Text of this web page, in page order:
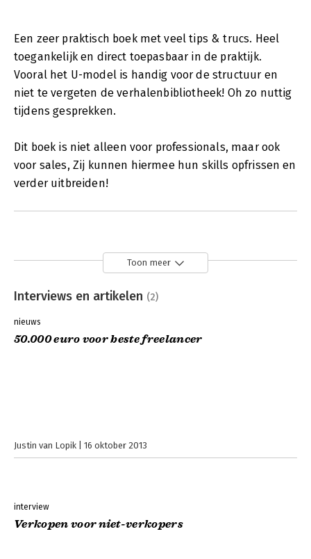
Een zeer praktisch boek met veel tips & trucs. Heel
toegankelijk en direct toepasbaar in de praktijk.
Vooral het U-model is handig voor de structuur en
niet te vergeten de verhalenbibliotheek! Oh zo nuttig
tijdens gesprekken.
Dit boek is niet alleen voor professionals, maar ook
voor sales, Zij kunnen hiermee hun skills opfrissen en
verder uitbreiden!
Toon meer
Interviews en artikelen (2)
nieuws
50.000 euro voor beste freelancer
Justin van Lopik 16 oktober 2013
interview
Verkopen voor niet-verkopers